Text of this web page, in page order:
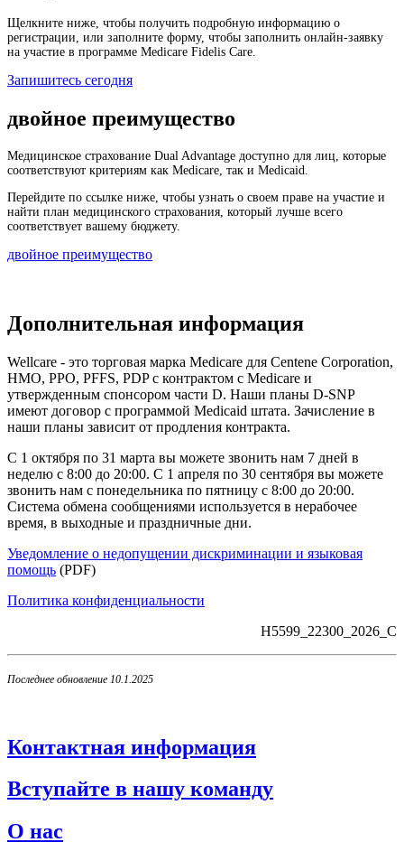
Щелкните ниже, чтобы получить подробную информацию о
регистрации, или заполните форму, чтобы заполнить онлайн-заявку
на участие в программе Medicare Fidelis Care.
Запишитесь сегодня
двойное преимущество
Медицинское страхование Dual Advantage доступно для лиц, которые
соответствуют критериям как Medicare, так и Medicaid.
Перейдите по ссылке ниже, чтобы узнать о своем праве на участие и
найти план медицинского страхования, который лучше всего
соответствует вашему бюджету.
двойное преимущество
Дополнительная информация
Wellcare - это торговая марка Medicare для Centene Corporation,
HMO, PPO, PFFS, PDP с контрактом с Medicare и
утвержденным спонсором части D. Наши планы D-SNP
имеют договор с программой Medicaid штата. Зачисление в
наши планы зависит от продления контракта.
С 1 октября по 31 марта вы можете звонить нам 7 дней в
неделю с 8:00 до 20:00. С 1 апреля по 30 сентября вы можете
звонить нам с понедельника по пятницу с 8:00 до 20:00.
Система обмена сообщениями используется в нерабочее
время, в выходные и праздничные дни.
Уведомление о недопущении дискриминации и языковая
помощь (PDF)
Политика конфиденциальности
H5599_22300_2026_C
Последнее обновление 10.1.2025
Контактная информация
Вступайте в нашу команду
О нас